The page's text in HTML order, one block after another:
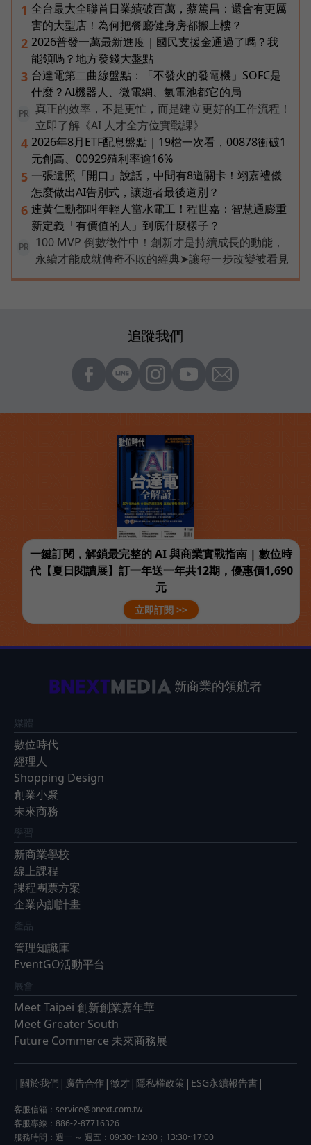
1 全台最大全聯首日業績破百萬，蔡篤昌：還會有更厲
害的大型店！為何把餐廳健身房都搬上樓？
2 2026普發一萬最新進度｜國民支援金通過了嗎？我
能領嗎？地方發錢大盤點
3 台達電第二曲線盤點：「不發火的發電機」SOFC是
什麼？AI機器人、微電網、氫電池都它的局
PR
真正的效率，不是更忙，而是建立更好的工作流程！
立即了解《AI 人才全方位實戰課》
4 2026年8月ETF配息盤點｜19檔一次看，00878衝破1
元創高、00929殖利率逾16%
5 一張遺照「開口」說話，中間有8道關卡！翊嘉禮儀
怎麼做出AI告別式，讓逝者最後道別？
6 連黃仁勳都叫年輕人當水電工！程世嘉：智慧通膨重
新定義「有價值的人」到底什麼樣子？
PR
100 MVP 倒數徵件中！創新才是持續成長的動能，
永續才能成就傳奇不敗的經典➤讓每一步改變被看見
追蹤我們
一鍵訂閱，解鎖最完整的 AI 與商業實戰指南 | 數位時
代【夏日閱讀展】訂一年送一年共12期，優惠價1,690
元
立即訂閱 >>
新商業的領航者
媒體
數位時代
經理人
Shopping Design
創業小聚
未來商務
學習
新商業學校
線上課程
課程團票方案
企業內訓計畫
產品
管理知識庫
EventGO活動平台
展會
Meet Taipei 創新創業嘉年華
Meet Greater South
Future Commerce 未來商務展
| 關於我們 | 廣告合作 | 徵才 | 隱私權政策 | ESG永續報告書 |
客服信箱： service@bnext.com.tw
客服專線：886-2-87716326
服務時間：週一 ～ 週五：09:30~12:00；13:30~17:00